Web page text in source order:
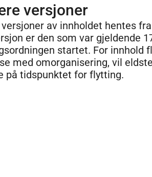
versjoner
av innholdet hentes
er den som var gjeldende
startet. For innhold
med omorganisering, vil
på tidspunktet for flytting.